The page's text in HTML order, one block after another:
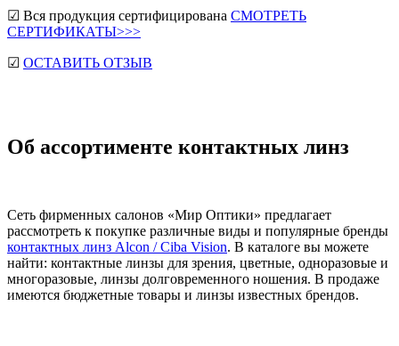
☑ Вся продукция сертифицирована СМОТРЕТЬ
СЕРТИФИКАТЫ>>>
☑ ОСТАВИТЬ ОТЗЫВ
Об ассортименте контактных линз
Сеть фирменных салонов «Мир Оптики» предлагает
рассмотреть к покупке различные виды и популярные бренды
контактных линз Alcon / Ciba Vision. В каталоге вы можете
найти: контактные линзы для зрения, цветные, одноразовые и
многоразовые, линзы долговременного ношения. В продаже
имеются бюджетные товары и линзы известных брендов.